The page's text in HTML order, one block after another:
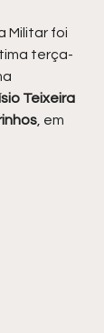
Militar foi
terça-
Teixeira
, em